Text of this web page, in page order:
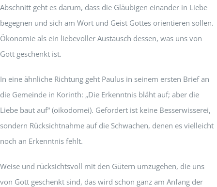
Abschnitt geht es darum, dass die Gläubigen einander in Liebe
begegnen und sich am Wort und Geist Gottes orientieren sollen.
Ökonomie als ein liebevoller Austausch dessen, was uns von
Gott geschenkt ist.
In eine ähnliche Richtung geht Paulus in seinem ersten Brief an
die Gemeinde in Korinth: „Die Erkenntnis bläht auf; aber die
Liebe baut auf“ (oikodomei). Gefordert ist keine Besserwisserei,
sondern Rücksichtnahme auf die Schwachen, denen es vielleicht
noch an Erkenntnis fehlt.
Weise und rücksichtsvoll mit den Gütern umzugehen, die uns
von Gott geschenkt sind, das wird schon ganz am Anfang der